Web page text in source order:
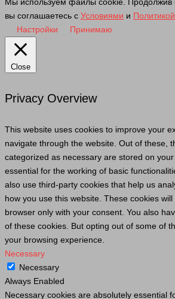
вы соглашаетесь с Условиями и
Настройки
Принимаю
Close
Privacy Overview
This website uses cookies to improve your
navigate through the website. Out of these,
categorized as necessary are stored on
essential for the working of basic
also use third-party cookies that help us
how you use this website. These cookies
browser only with your consent. You also
of these cookies. But opting out of some of
your browsing experience.
Necessary
Necessary
Always Enabled
Necessary cookies are absolutely essential